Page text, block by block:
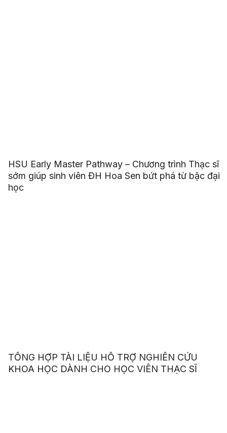
HSU Early Master Pathway – Chương trình Thạc sĩ
sớm giúp sinh viên ĐH Hoa Sen bứt phá từ bậc đại
học
TỔNG HỢP TÀI LIỆU HỖ TRỢ NGHIÊN CỨU
KHOA HỌC DÀNH CHO HỌC VIÊN THẠC SĨ